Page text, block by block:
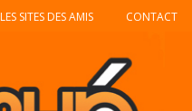
LES SITES DES AMIS CONTACT